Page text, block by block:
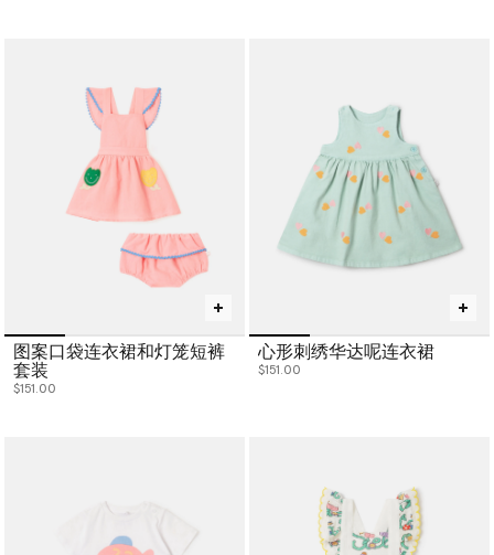
图案口袋连衣裙和灯笼短裤
套装
$151.00
心形刺绣华达呢连衣裙
$151.00